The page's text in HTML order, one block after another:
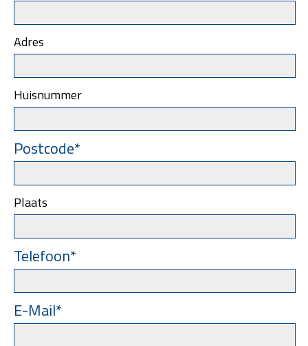
Adres
Huisnummer
Postcode*
Plaats
Telefoon*
E-Mail*